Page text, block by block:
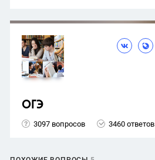
ОГЭ
3097 вопросов 3460 ответов